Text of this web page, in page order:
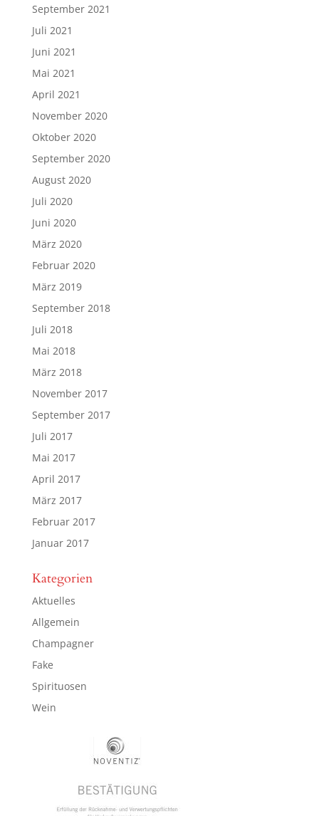
September 2021
Juli 2021
Juni 2021
Mai 2021
April 2021
November 2020
Oktober 2020
September 2020
August 2020
Juli 2020
Juni 2020
März 2020
Februar 2020
März 2019
September 2018
Juli 2018
Mai 2018
März 2018
November 2017
September 2017
Juli 2017
Mai 2017
April 2017
März 2017
Februar 2017
Januar 2017
Kategorien
Aktuelles
Allgemein
Champagner
Fake
Spirituosen
Wein